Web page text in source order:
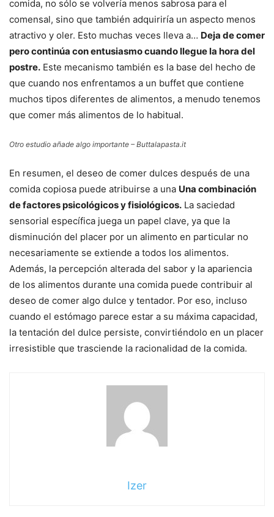
comida, no sólo se volvería menos sabrosa para el
comensal, sino que también adquiriría un aspecto menos
atractivo y oler. Esto muchas veces lleva a… Deja de comer
pero continúa con entusiasmo cuando llegue la hora del
postre. Este mecanismo también es la base del hecho de
que cuando nos enfrentamos a un buffet que contiene
muchos tipos diferentes de alimentos, a menudo tenemos
que comer más alimentos de lo habitual.
Otro estudio añade algo importante – Buttalapasta.it
En resumen, el deseo de comer dulces después de una
comida copiosa puede atribuirse a una Una combinación
de factores psicológicos y fisiológicos. La saciedad
sensorial específica juega un papel clave, ya que la
disminución del placer por un alimento en particular no
necesariamente se extiende a todos los alimentos.
Además, la percepción alterada del sabor y la apariencia
de los alimentos durante una comida puede contribuir al
deseo de comer algo dulce y tentador. Por eso, incluso
cuando el estómago parece estar a su máxima capacidad,
la tentación del dulce persiste, convirtiéndolo en un placer
irresistible que trasciende la racionalidad de la comida.
Izer